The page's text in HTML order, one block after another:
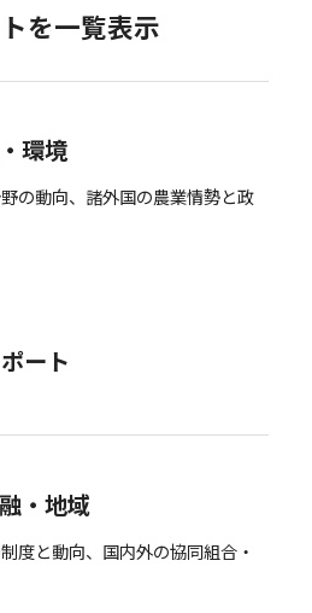
を一覧表示
環境
の動向、諸外国の農業情勢と政
ート
・地域
度と動向、国内外の協同組合・